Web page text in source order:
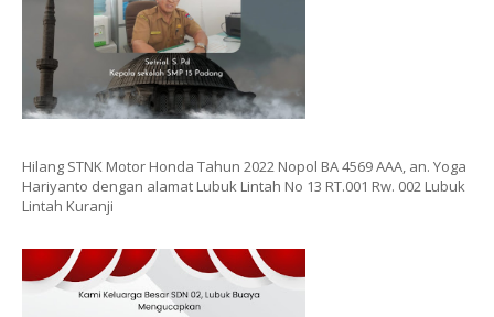
Hilang STNK Motor Honda Tahun 2022 Nopol BA 4569 AAA, an. Yoga
Hariyanto dengan alamat Lubuk Lintah No 13 RT.001 Rw. 002 Lubuk
Lintah Kuranji